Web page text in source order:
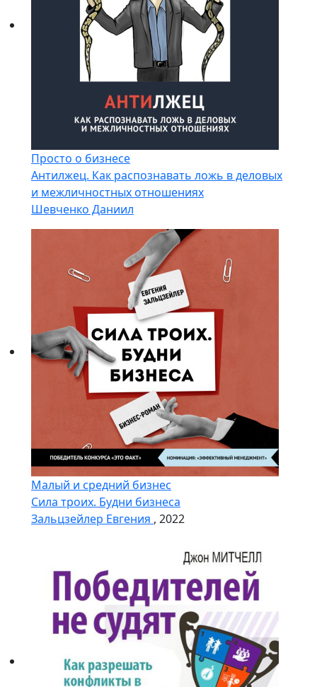
Просто о бизнесе
Антилжец. Как распознавать ложь в деловых
и межличностных отношениях
Шевченко Даниил
Малый и средний бизнес
Сила троих. Будни бизнеса
Зальцзейлер Евгения , 2022